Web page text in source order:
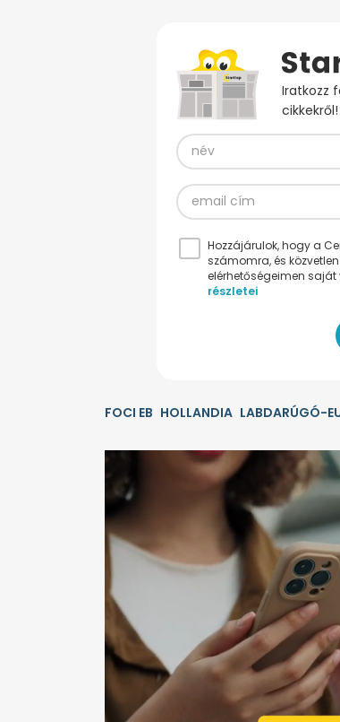
Iratkozz
cikkekről!
Hozzájárulok, hogy a
számomra, és
elérhetőségeimen
részletei
FOCI EB HOLLANDIA LABDARÚGÓ-